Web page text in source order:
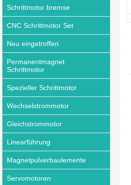
Schrittmotor bremse
CNC Schrittmotor Set
Neu eingetroffen
Permanentmagnet
Schrittmotor
Spezieller Schrittmotor
Wechselstrommotor
Gleichstrommotor
Linearführung
Magnetpulverbaulemente
Servomotoren